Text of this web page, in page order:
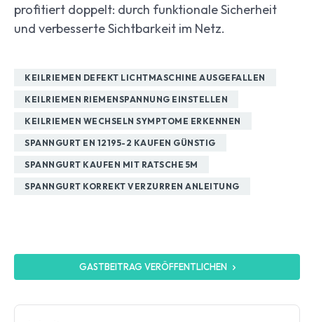
profitiert doppelt: durch funktionale Sicherheit
und verbesserte Sichtbarkeit im Netz.
KEILRIEMEN DEFEKT LICHTMASCHINE AUSGEFALLEN
KEILRIEMEN RIEMENSPANNUNG EINSTELLEN
KEILRIEMEN WECHSELN SYMPTOME ERKENNEN
SPANNGURT EN 12195-2 KAUFEN GÜNSTIG
SPANNGURT KAUFEN MIT RATSCHE 5M
SPANNGURT KORREKT VERZURREN ANLEITUNG
GASTBEITRAG VERÖFFENTLICHEN